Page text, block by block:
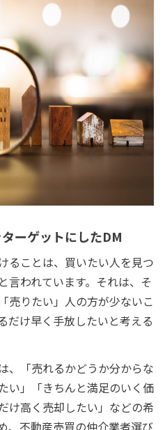
ーゲットにしたDM
ることは、買いたい人を見つ
言われています。それは、そ
売りたい」人の方が少ないこ
だけ早く手放したいと考える
、「売れるかどうか分からな
い」「きちんと満足のいく価
け高く売却したい」などの希
、不動産売買の仲介業者選び